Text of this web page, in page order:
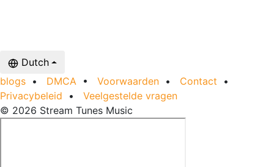
Dutch
blogs • DMCA • Voorwaarden • Contact •
Privacybeleid • Veelgestelde vragen
© 2026 Stream Tunes Music